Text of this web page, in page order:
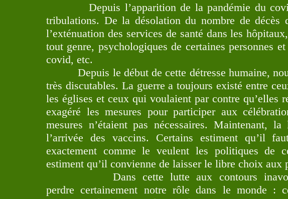
Depuis l’apparition de la pandémie du
tribulations. De la désolation du nombre de décès
l’exténuation des services de santé dans les
tout genre, psychologiques de certaines personnes
covid, etc.
Depuis le début de cette détresse humaine,
très discutables. La guerre a toujours existé entre
les églises et ceux qui voulaient par contre qu’elles
exagéré les mesures pour participer aux
mesures n’étaient pas nécessaires. Maintenant,
l’arrivée des vaccins. Certains estiment qu’il
exactement comme le veulent les politiques de
estiment qu’il convienne de laisser le libre choix aux
Dans cette lutte aux contours inavoués,
perdre certainement notre rôle dans le monde :